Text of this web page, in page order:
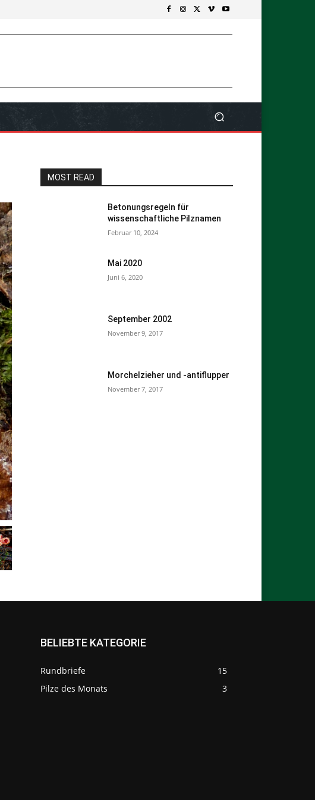
MOST READ
Betonungsregeln für
wissenschaftliche Pilznamen
Februar 10, 2024
Mai 2020
Juni 6, 2020
September 2002
November 9, 2017
Morchelzieher und -antiflupper
November 7, 2017
BELIEBTE KATEGORIE
Rundbriefe
15
Pilze des Monats
3